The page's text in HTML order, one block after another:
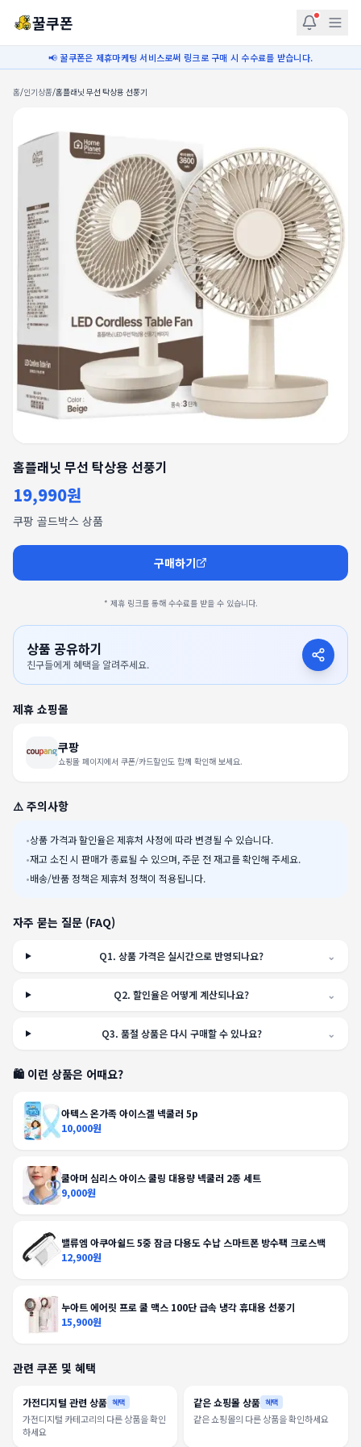
꿀쿠폰
📢 꿀쿠폰은 제휴마케팅 서비스로써 링크로 구매 시 수수료를 받습니다.
홈/인기상품/홈플래닛 무선 탁상용 선풍기
홈플래닛 무선 탁상용 선풍기
19,990원
쿠팡 골드박스 상품
구매하기
* 제휴 링크를 통해 수수료를 받을 수 있습니다.
상품 공유하기
친구들에게 혜택을 알려주세요.
제휴 쇼핑몰
쿠팡
쇼핑몰 페이지에서 쿠폰/카드할인도 함께 확인해 보세요.
⚠️ 주의사항
•상품 가격과 할인율은 제휴처 사정에 따라 변경될 수 있습니다.
•재고 소진 시 판매가 종료될 수 있으며, 주문 전 재고를 확인해 주세요.
•배송/반품 정책은 제휴처 정책이 적용됩니다.
자주 묻는 질문 (FAQ)
Q1.상품 가격은 실시간으로 반영되나요? ⌄
Q2.할인율은 어떻게 계산되나요? ⌄
Q3. 품절 상품은 다시 구매할 수 있나요? ⌄
🛍️ 이런 상품은 어때요?
아텍스 온가족 아이스겔 넥쿨러 5p
10,000원
쿨아머 심리스 아이스 쿨링 대용량 넥쿨러 2종 세트
9,000원
밸류엠 아쿠아쉴드 5중 잠금 다용도 수납 스마트폰 방수팩 크로스백
12,900원
누아트 에어릿 프로 쿨 맥스 100단 급속 냉각 휴대용 선풍기
15,900원
관련 쿠폰 및 혜택
가전디지털 관련 상품 혜택
가전디지털 카테고리의 다른 상품을 확인
하세요
같은 쇼핑몰 상품 혜택
같은 쇼핑몰의 다른 상품을 확인하세요